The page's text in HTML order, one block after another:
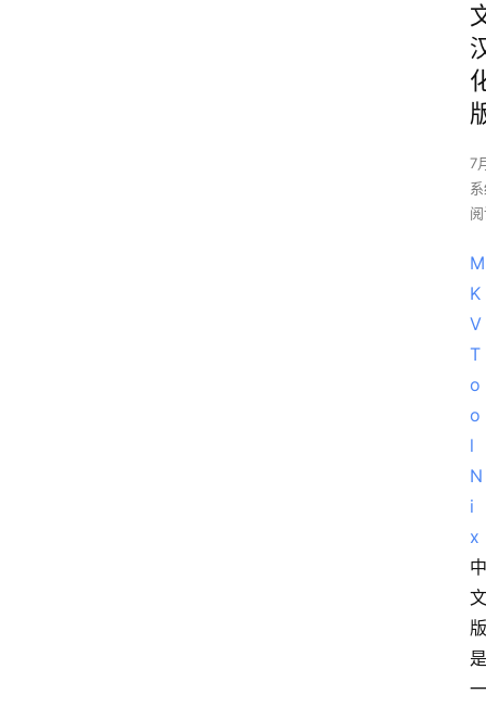
7
M
K
V
T
o
o
l
N
i
x
中
文
版
是
一